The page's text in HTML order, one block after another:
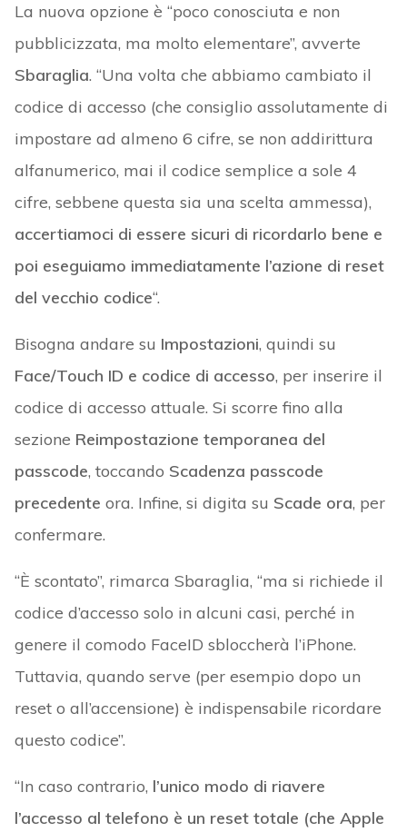
La nuova opzione è “poco conosciuta e non
pubblicizzata, ma molto elementare”, avverte
Sbaraglia. “Una volta che abbiamo cambiato il
codice di accesso (che consiglio assolutamente di
impostare ad almeno 6 cifre, se non addirittura
alfanumerico, mai il codice semplice a sole 4
cifre, sebbene questa sia una scelta ammessa),
accertiamoci di essere sicuri di ricordarlo bene e
poi eseguiamo immediatamente l’azione di reset
del vecchio codice“.
Bisogna andare su Impostazioni, quindi su
Face/Touch ID e codice di accesso, per inserire il
codice di accesso attuale. Si scorre fino alla
sezione Reimpostazione temporanea del
passcode, toccando Scadenza passcode
precedente ora. Infine, si digita su Scade ora, per
confermare.
“È scontato”, rimarca Sbaraglia, “ma si richiede il
codice d’accesso solo in alcuni casi, perché in
genere il comodo FaceID sbloccherà l’iPhone.
Tuttavia, quando serve (per esempio dopo un
reset o all’accensione) è indispensabile ricordare
questo codice”.
“In caso contrario, l’unico modo di riavere
l’accesso al telefono è un reset totale (che Apple